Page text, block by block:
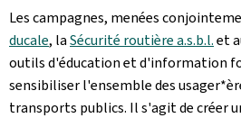
Les campagnes, menées
ducale, laSécurité routière a.s.b.l.et
outils d'éducation et d'information
sensibiliser l'ensemble des
transports publics. Il s'agit de créer